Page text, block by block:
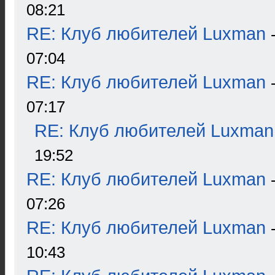
08:21
RE: Клуб любителей Luxman
07:04
RE: Клуб любителей Luxman
07:17
RE: Клуб любителей Luxman
19:52
RE: Клуб любителей Luxman
07:26
RE: Клуб любителей Luxman
10:43